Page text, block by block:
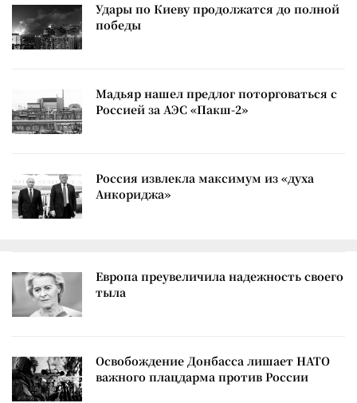
Удары по Киеву продолжатся до полной
победы
Мадьяр нашел предлог поторговаться с
Россией за АЭС «Пакш-2»
Россия извлекла максимум из «духа
Анкориджа»
Европа преувеличила надежность своего
тыла
Освобождение Донбасса лишает НАТО
важного плацдарма против России